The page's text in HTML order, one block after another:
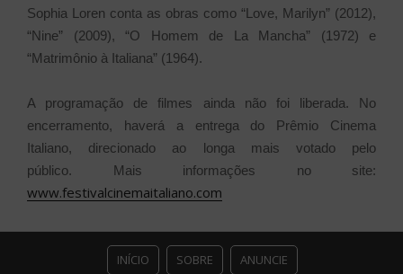
Sophia Loren conta as obras como “Love, Marilyn” (2012),
“Nine” (2009), “O Homem de La Mancha” (1972) e
“Matrimônio à Italiana” (1964).
A programação de filmes ainda não foi liberada. No
encerramento, haverá a entrega do Prêmio Cinema
Italiano, direcionado ao longa mais votado pelo
público. Mais informações no site:
www.festivalcinemaitaliano.com
INÍCIO SOBRE ANUNCIE